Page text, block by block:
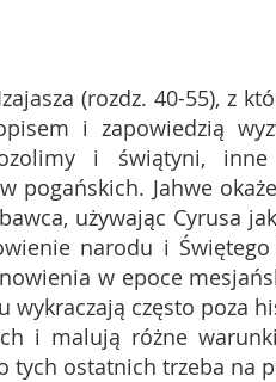
(rozdz. 40-55), z
i zapowiedzią
i świątyni, inne
pogańskich. Jahwe
używając Cyrusa
narodu i
w epoce
wykraczają często poza
i malują różne
ostatnich trzeba na